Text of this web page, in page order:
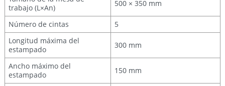
trabajo (L×An)
500 × 350 mm
Número de cintas
5
Longitud máxima del
estampado
300 mm
Ancho máximo del
estampado
150 mm